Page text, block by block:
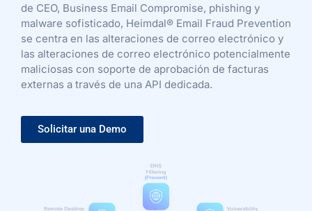
de CEO, Business Email Compromise, phishing y
malware sofisticado, Heimdal® Email Fraud Prevention
se centra en las alteraciones de correo electrónico y
las alteraciones de correo electrónico potencialmente
maliciosas con soporte de aprobación de facturas
externas a través de una API dedicada.
Solicitar una Demo